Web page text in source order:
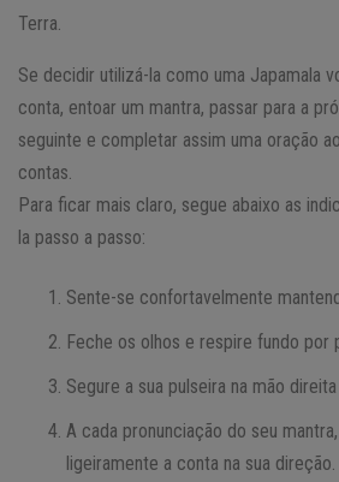
Terra.
Se decidir utilizá-la como uma Japamala
conta, entoar um mantra, passar para a
seguinte e completar assim uma oração
contas.
Para ficar mais claro, segue abaixo as
la passo a passo:
Sente-se confortavelmente
Feche os olhos e respire fundo por
Segure a sua pulseira na mão direita
A cada pronunciação do seu
ligeiramente a conta na sua